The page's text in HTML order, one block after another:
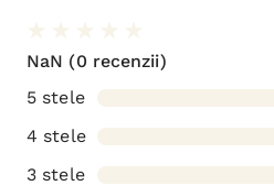
NaN (0 recenzii)
5 stele
4 stele
3 stele